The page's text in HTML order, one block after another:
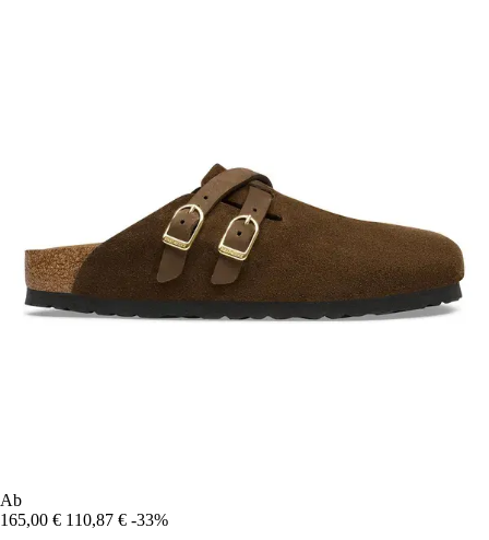
Ab
165,00 € 110,87 € -33%